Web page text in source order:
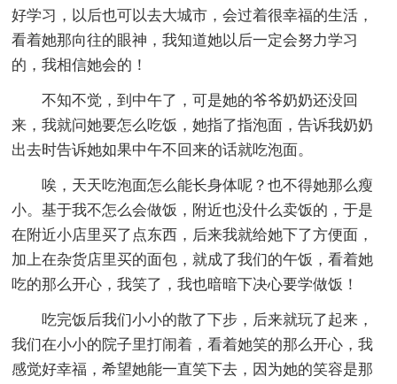
好学习，以后也可以去大城市，会过着很幸福的生活，
看着她那向往的眼神，我知道她以后一定会努力学习
的，我相信她会的！
不知不觉，到中午了，可是她的爷爷奶奶还没回
来，我就问她要怎么吃饭，她指了指泡面，告诉我奶奶
出去时告诉她如果中午不回来的话就吃泡面。
唉，天天吃泡面怎么能长身体呢？也不得她那么瘦
小。基于我不怎么会做饭，附近也没什么卖饭的，于是
在附近小店里买了点东西，后来我就给她下了方便面，
加上在杂货店里买的面包，就成了我们的午饭，看着她
吃的那么开心，我笑了，我也暗暗下决心要学做饭！
吃完饭后我们小小的散了下步，后来就玩了起来，
我们在小小的院子里打闹着，看着她笑的那么开心，我
感觉好幸福，希望她能一直笑下去，因为她的笑容是那